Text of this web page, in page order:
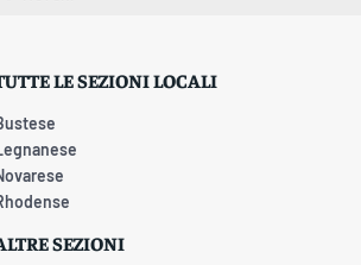
LE SEZIONI LOCALI
SEZIONI